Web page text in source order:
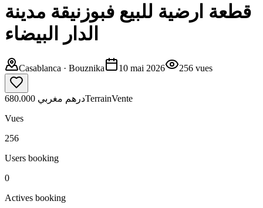
قطعة ارضية للبيع فبوزنيقة مدينة
الدار البيضاء
Casablanca · Bouznika 10 mai 2026 256 vues
680.000 درهم مغربيTerrainVente
Vues
256
Users booking
0
Actives booking